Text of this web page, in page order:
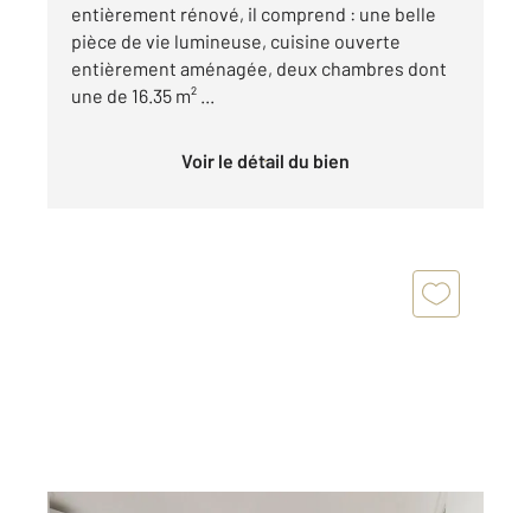
entièrement rénové, il comprend : une belle
pièce de vie lumineuse, cuisine ouverte
entièrement aménagée, deux chambres dont
une de 16.35 m² ...
Voir le détail du bien